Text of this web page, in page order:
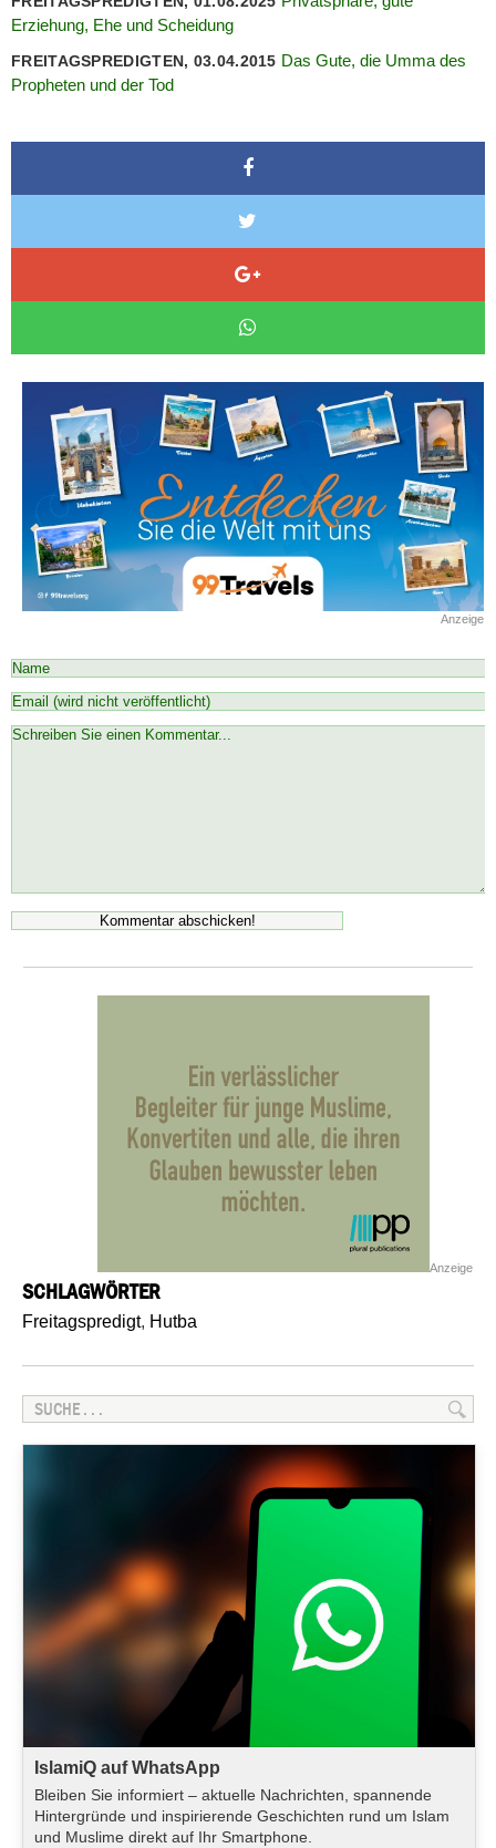
Erziehung, Ehe und Scheidung
FREITAGSPREDIGTEN, 03.04.2015 Das Gute, die Umma des
Propheten und der Tod
Anzeige
Anzeige
SCHLAGWÖRTER
Freitagspredigt, Hutba
IslamiQ auf WhatsApp
Bleiben Sie informiert – aktuelle Nachrichten, spannende
Hintergründe und inspirierende Geschichten rund um Islam
und Muslime direkt auf Ihr Smartphone.